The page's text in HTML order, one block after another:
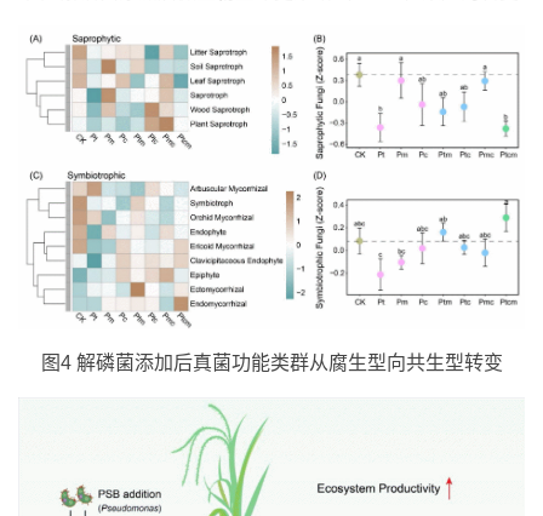
图4 解磷菌添加后真菌功能类群从腐生型向共生型转变